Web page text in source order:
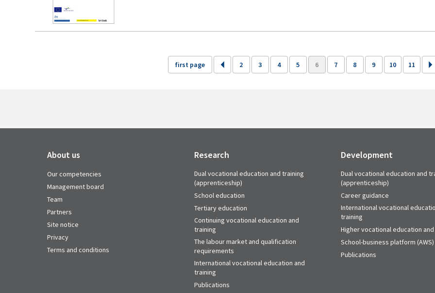
first page 2 3 4 5 6 7 8 9 10 11
About us
Our competencies
Management board
Team
Partners
Site notice
Privacy
Terms and conditions
Research
Dual vocational education and training
(apprenticeship)
School education
Tertiary education
Continuing vocational education and
training
The labour market and qualification
requirements
International vocational education and
training
Publications
Development
Dual vocational education and
(apprenticeship)
Career guidance
International vocational
training
Higher vocational education
School-business platform (AWS)
Publications